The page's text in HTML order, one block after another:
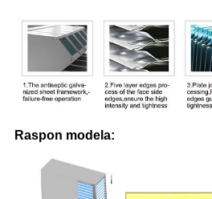
Raspon modela: